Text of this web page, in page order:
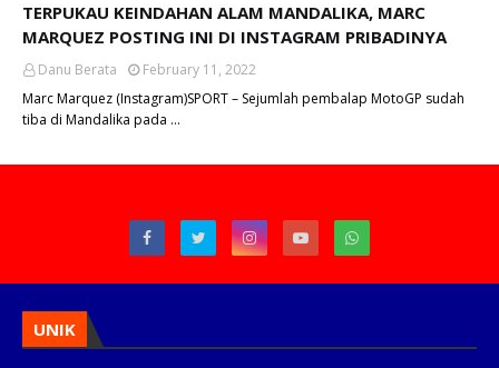
TERPUKAU KEINDAHAN ALAM MANDALIKA, MARC
MARQUEZ POSTING INI DI INSTAGRAM PRIBADINYA
Danu Berata
February 11, 2022
Marc Marquez (Instagram)SPORT – Sejumlah pembalap MotoGP sudah
tiba di Mandalika pada …
UNIK